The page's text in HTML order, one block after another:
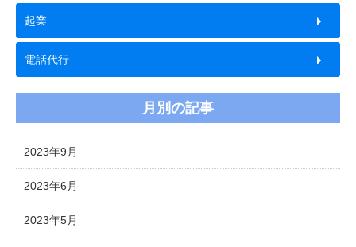
起業
電話代行
月別の記事
2023年9月
2023年6月
2023年5月